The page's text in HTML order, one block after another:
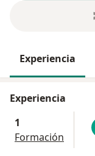
Experiencia
Experiencia
1
Formación